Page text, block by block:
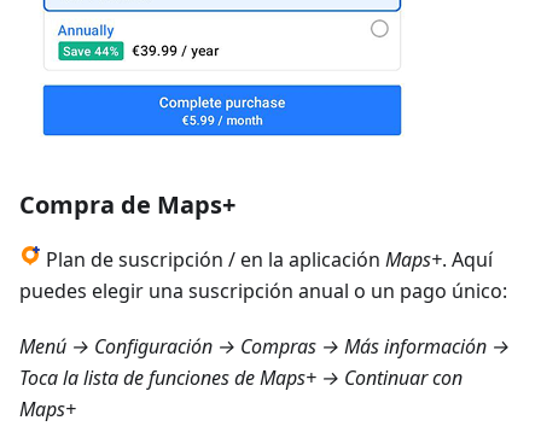
Compra de Maps+
Plan de suscripción / en la aplicación Maps+. Aquí
puedes elegir una suscripción anual o un pago único:
Menú → Configuración → Compras → Más información →
Toca la lista de funciones de Maps+ → Continuar con
Maps+